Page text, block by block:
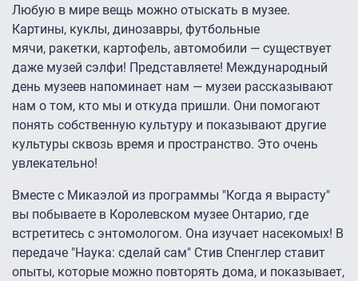
Любую в мире вещь можно отыскать в музее.
Картины, куклы, динозавры, футбольные
мячи, ракетки, картофель, автомобили — существует
даже музей сэлфи! Представляете! Международный
день музеев напоминает нам — музеи рассказывают
нам о том, кто мы и откуда пришли. Они помогают
понять собственную культуру и показывают другие
культуры сквозь время и пространство. Это очень
увлекательно!
Вместе с Микаэлой из программы "Когда я вырасту"
вы побываете в Королевском музее Онтарио, где
встретитесь с энтомологом. Она изучает насекомых! В
передаче "Наука: сделай сам" Стив Спенглер ставит
опыты, которые можно повторять дома, и показывает,